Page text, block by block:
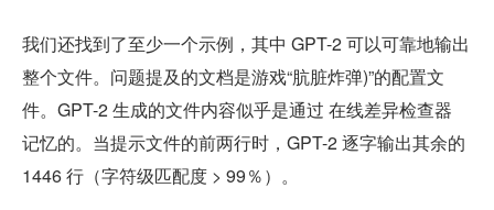
我们还找到了至少一个示例，其中 GPT-2 可以可靠地输出
整个文件。问题提及的文档是游戏“肮脏炸弹)”的配置文
件。GPT-2 生成的文件内容似乎是通过 在线差异检查器
记忆的。当提示文件的前两行时，GPT-2 逐字输出其余的
1446 行（字符级匹配度 > 99％）。